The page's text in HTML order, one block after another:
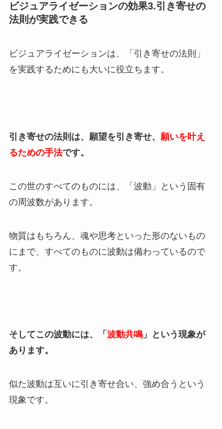
ビジュアライゼーションの効果3.引き寄せの
法則が実践できる
ビジュアライゼーションは、「引き寄せの法則」
を実践するためにも大いに役立ちます。
引き寄せの法則は、願望を引き寄せ、 願いを叶え
るための手法です。
この世のすべてのものには、「波動」という固有
の周波数があります。
物質はもちろん、魂や思考といった形のないもの
にまで、すべてのものに波動は備わっているので
す。
そしてこの波動には、「 波動共鳴」という現象が
あります。
似た波動は互いに引き寄せ合い、強め合うという
現象です。